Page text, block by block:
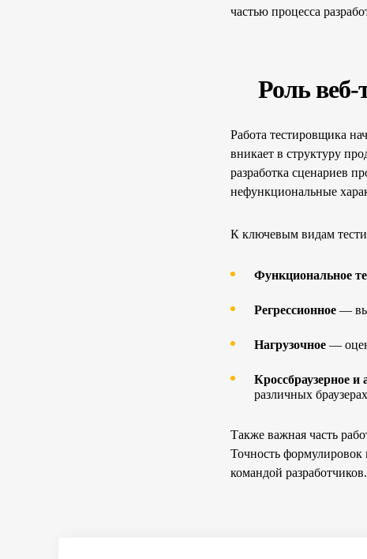
частью процесса
Роль веб-
Работа тестировщика
вникает в структуру
разработка сценариев
нефункциональные
К ключевым видам
Функциональное
Регрессионное —
Нагрузочное —
Кроссбраузерное и
различных
Также важная часть
Точность
командой разработчиков.